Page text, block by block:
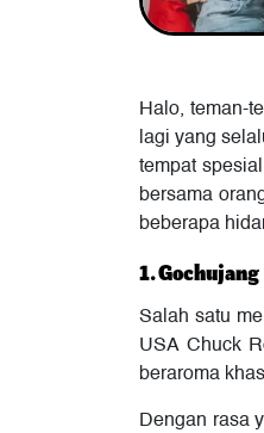
Halo, teman-
lagi yang
tempat
bersama
beberapa
1.
Salah satu
USA Chuck
beraroma
Dengan rasa